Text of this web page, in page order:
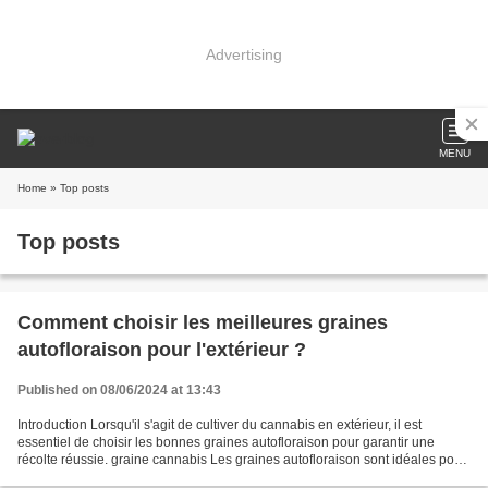
Advertising
MENU
Home » Top posts
Top posts
Comment choisir les meilleures graines
autofloraison pour l'extérieur ?
Published on 08/06/2024 at 13:43
Introduction Lorsqu'il s'agit de cultiver du cannabis en extérieur, il est
essentiel de choisir les bonnes graines autofloraison pour garantir une
récolte réussie. graine cannabis Les graines autofloraison sont idéales pour